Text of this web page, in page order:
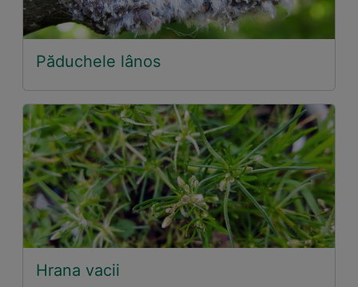
Păduchele lânos
Hrana vacii